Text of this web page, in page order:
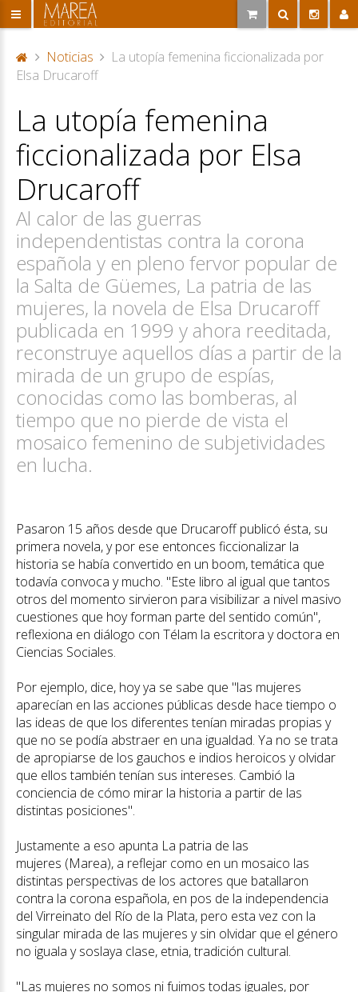
P
ta
d
a
Noticias
La utopía femenina ficcionalizada por
Elsa Drucaroff
La utopía femenina
ficcionalizada por Elsa
Drucaroff
Al calor de las guerras
independentistas contra la corona
española y en pleno fervor popular de
la Salta de Güemes, La patria de las
mujeres, la novela de Elsa Drucaroff
publicada en 1999 y ahora reeditada,
reconstruye aquellos días a partir de la
mirada de un grupo de espías,
conocidas como las bomberas, al
tiempo que no pierde de vista el
mosaico femenino de subjetividades
en lucha.
Pasaron 15 años desde que Drucaroff publicó ésta, su
primera novela, y por ese entonces ficcionalizar la
historia se había convertido en un boom, temática que
todavía convoca y mucho. "Este libro al igual que tantos
otros del momento sirvieron para visibilizar a nivel masivo
cuestiones que hoy forman parte del sentido común",
reflexiona en diálogo con Télam la escritora y doctora en
Ciencias Sociales.
Por ejemplo, dice, hoy ya se sabe que "las mujeres
aparecían en las acciones públicas desde hace tiempo o
las ideas de que los diferentes tenían miradas propias y
que no se podía abstraer en una igualdad. Ya no se trata
de apropiarse de los gauchos e indios heroicos y olvidar
que ellos también tenían sus intereses. Cambió la
conciencia de cómo mirar la historia a partir de las
distintas posiciones".
Justamente a eso apunta La patria de las
mujeres (Marea), a reflejar como en un mosaico las
distintas perspectivas de los actores que batallaron
contra la corona española, en pos de la independencia
del Virreinato del Río de la Plata, pero esta vez con la
singular mirada de las mujeres y sin olvidar que el género
no iguala y soslaya clase, etnia, tradición cultural.
"Las mujeres no somos ni fuimos todas iguales, por